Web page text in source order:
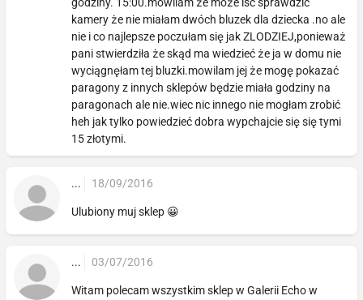
kamery że nie miałam dwóch bluzek dla dziecka .no ale
nie i co najlepsze poczułam się jak ZLODZIEJ,ponieważ
pani stwierdziła że skąd ma wiedzieć że ja w domu nie
wyciągnęłam tej bluzki.mowilam jej że mogę pokazać
paragony z innych sklepów będzie miała godziny na
paragonach ale nie.wiec nic innego nie mogłam zrobić
heh jak tylko powiedzieć dobra wypchajcie się się tymi
15 złotymi.
... 18/09/2016
Ulubiony muj sklep 😀
... 03/07/2016
Witam polecam wszystkim sklep w Galerii Echo w